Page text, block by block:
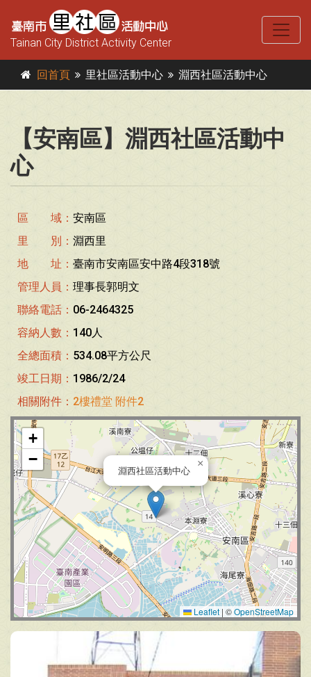
Tainan City District Activity Center
回首頁 里社區活動中心 淵西社區活動中心
【安南區】淵西社區活動中
心
區 域： 安南區
里 別： 淵西里
地 址： 臺南市安南區安中路4段318號
管理人員： 理事長郭明文
聯絡電話： 06-2464325
容納人數： 140人
全總面積： 534.08平方公尺
竣工日期： 1986/2/24
相關附件： 2樓禮堂 附件2
淵西社區活動中心
×
+
−
Leaflet | ©OpenStreetMap